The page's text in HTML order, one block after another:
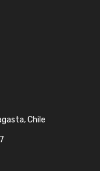
Chile